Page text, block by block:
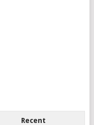
Recent